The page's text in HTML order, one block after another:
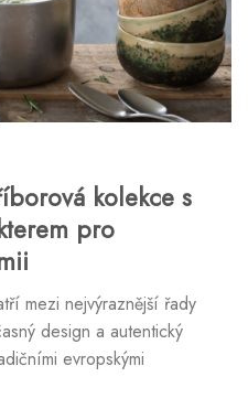
kolekce s
pro
mezi nejvýraznější řady
design a autentický
evropskými